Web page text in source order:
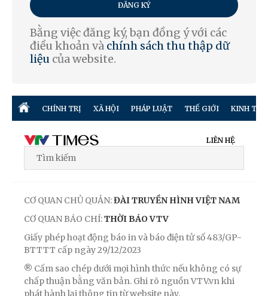
ĐĂNG KÝ
Bằng việc đăng ký, bạn đồng ý với các
điều khoản và chính sách thu thập dữ
liệu của website.
CHÍNH TRỊ XÃ HỘI PHÁP LUẬT THẾ GIỚI KINH TẾ
LIÊN HỆ
CƠ QUAN CHỦ QUẢN:ĐÀI TRUYỀN HÌNH VIỆT NAM
CƠ QUAN BÁO CHÍ:THỜI BÁO VTV
Giấy phép hoạt động báo in và báo điện tử số 483/GP-
BTTTT cấp ngày 29/12/2023
® Cấm sao chép dưới mọi hình thức nếu không có sự
chấp thuận bằng văn bản. Ghi rõ nguồn VTV.vn khi
phát hành lại thông tin từ website này.